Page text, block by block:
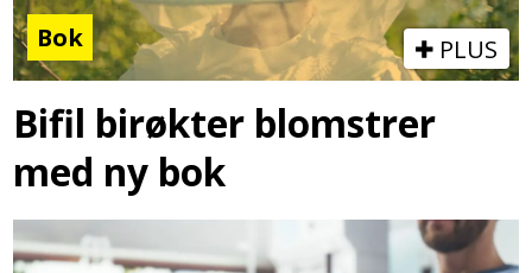
Bok PLUS
Bifil birøkter blomstrer
med ny bok